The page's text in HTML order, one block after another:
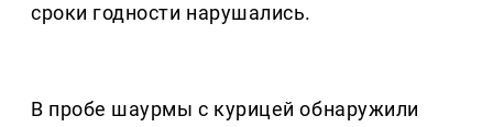
сроки годности нарушались.
В пробе шаурмы с курицей обнаружили